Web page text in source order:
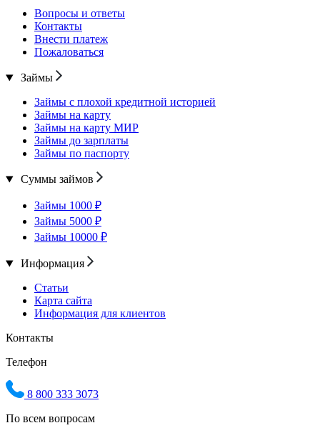
Вопросы и ответы
Контакты
Внести платеж
Пожаловаться
Займы
Займы с плохой кредитной историей
Займы на карту
Займы на карту МИР
Займы до зарплаты
Займы по паспорту
Суммы займов
Займы 1000 ₽
Займы 5000 ₽
Займы 10000 ₽
Информация
Статьи
Карта сайта
Информация для клиентов
Контакты
Телефон
8 800 333 3073
По всем вопросам